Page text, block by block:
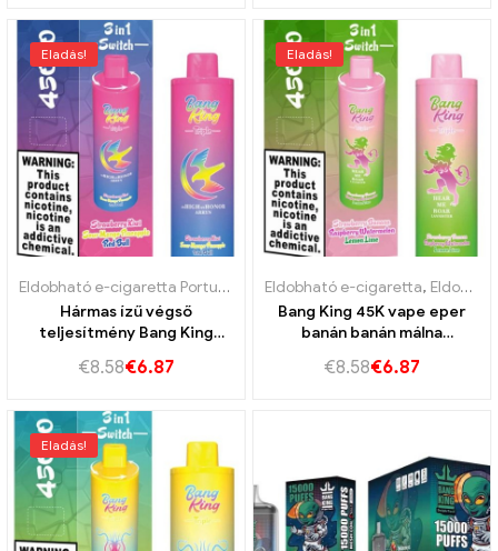
gyümölcsélmény
Eladás!
Eldobható e-cigaretta Portugália Eldobható e-cigaretta Szlovákia
Hármas ízű végső
teljesítmény Bang King
Kiwi és Sour Mango ananász
€8.58€6.87
Eladás!
Eldobható e-cigaretta, Eldobható e-cigaretta Bulgária
Bang King 45K vape eper
banán banán málna
€8.58€6.87
Eladás!